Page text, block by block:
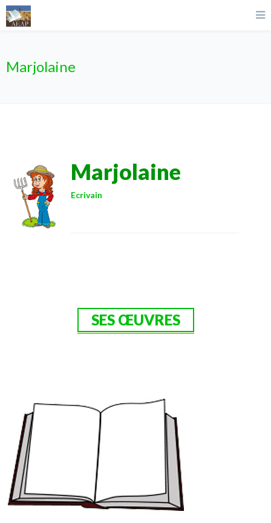
Marjolaine
Marjolaine
Ecrivain
SES ŒUVRES